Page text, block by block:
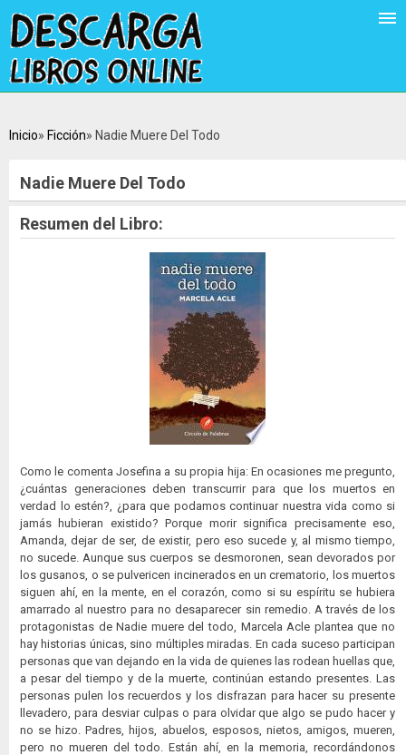
Inicio Ficción Nadie Muere Del Todo
Nadie Muere Del Todo
Resumen del Libro:
Como le comenta Josefina a su propia hija: En ocasiones me pregunto,
¿cuántas generaciones deben transcurrir para que los muertos en
verdad lo estén?, ¿para que podamos continuar nuestra vida como si
jamás hubieran existido? Porque morir significa precisamente eso,
Amanda, dejar de ser, de existir, pero eso sucede y, al mismo tiempo,
no sucede. Aunque sus cuerpos se desmoronen, sean devorados por
los gusanos, o se pulvericen incinerados en un crematorio, los muertos
siguen ahí, en la mente, en el corazón, como si su espíritu se hubiera
amarrado al nuestro para no desaparecer sin remedio. A través de los
protagonistas de Nadie muere del todo, Marcela Acle plantea que no
hay historias únicas, sino múltiples miradas. En cada suceso participan
personas que van dejando en la vida de quienes las rodean huellas que,
a pesar del tiempo y de la muerte, continúan estando presentes. Las
personas pulen los recuerdos y los disfrazan para hacer su presente
llevadero, para desviar culpas o para olvidar que algo se pudo hacer y
no se hizo. Padres, hijos, abuelos, esposos, nietos, amigos, mueren,
pero no mueren del todo. Están ahí, en la memoria, recordándonos